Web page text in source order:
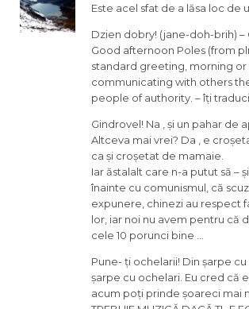
Este acel sfat de a lăsa loc de
Dzien dobry! (jane-doh-brih)
Good afternoon Poles (from
standard greeting, morning
communicating with others
people of authority. – îți traduci
Gindrovel! Na , și un pahar de
Altceva mai vrei? Da , e
ca și croșetat de mamaie.
Iar ăstalalt care n-a putut să –
înainte cu comunismul, că
expunere, chinezi au respect
lor, iar noi nu avem pentru că
cele 10 porunci bine …
Pune- ți ochelarii! Din șarpe
șarpe cu ochelari. Eu cred că
acum poți prinde șoareci mai